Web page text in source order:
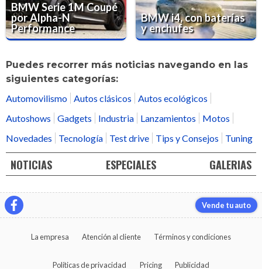
BMW Serie 1M Coupé
por Alpha-N
Performance
BMW i4, con baterías
y enchufes
Puedes recorrer más noticias navegando en las
siguientes categorías:
Automovilismo Autos clásicos
Autos ecológicos
Autoshows
Gadgets Industria Lanzamientos
Motos
Novedades
Tecnología Test drive Tips y Consejos Tuning
NOTICIAS ESPECIALES GALERIAS
Vende tu auto
La empresa Atención al cliente Términos y condiciones
Políticas de privacidad Pricing Publicidad